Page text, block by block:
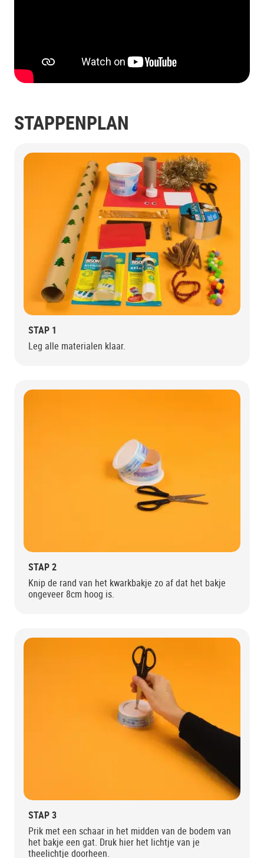
STAPPENPLAN
STAP 1
Leg alle materialen klaar.
STAP 2
Knip de rand van het kwarkbakje zo af dat het bakje
ongeveer 8cm hoog is.
STAP 3
Prik met een schaar in het midden van de bodem van
het bakje een gat. Druk hier het lichtje van je
theelichtje doorheen.